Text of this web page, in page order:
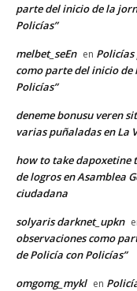
parte del inicio de la
Policías”
melbet_seEn en Policías
como parte del inicio de
Policías”
deneme bonusu veren
varias puñaladas en La
how to take dapoxetine
de logros en Asamblea
ciudadana
solyaris darknet_upkn
observaciones como
de Policía con Policías”
omgomg_mykl en